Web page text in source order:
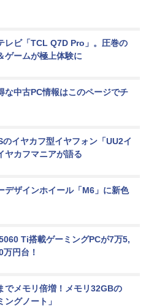
レビ「TCL Q7D Pro」。圧巻の
ゲームが極上体験に
な中古PC情報はこのページでチ
のイヤカフ型イヤフォン「UU2イ
ヤカフマニアが語る
デザインホイール「M6」に新色
Ti搭載ゲーミングPCが7万5,
円台！
でメモリ倍増！メモリ32GBの
ングノート」